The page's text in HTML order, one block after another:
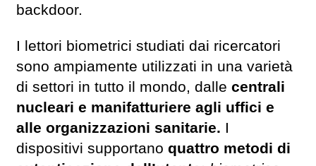
backdoor.
I lettori biometrici studiati dai ricercatori
sono ampiamente utilizzati in una varietà
di settori in tutto il mondo, dalle centrali
nucleari e manifatturiere agli uffici e
alle organizzazioni sanitarie. I
dispositivi supportano quattro metodi di